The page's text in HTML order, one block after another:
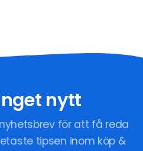
nytt
för att få reda
tipsen inom köp &